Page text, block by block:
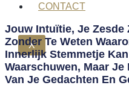
CONTACT
X
Jouw Intuïtie, Je Zesde
Zonder Te Weten
Innerlijk Stemmetje
Waarschuwen, Maar
Van Je Gedachten En